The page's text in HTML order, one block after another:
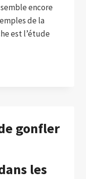
encore
de la
est l’étude
gonfler
les